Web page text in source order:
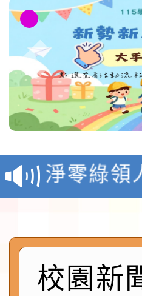
教育部校
報
淨零綠領
檢送桃園
及師生本
實施要點
115年食
程
函轉國家
校園新